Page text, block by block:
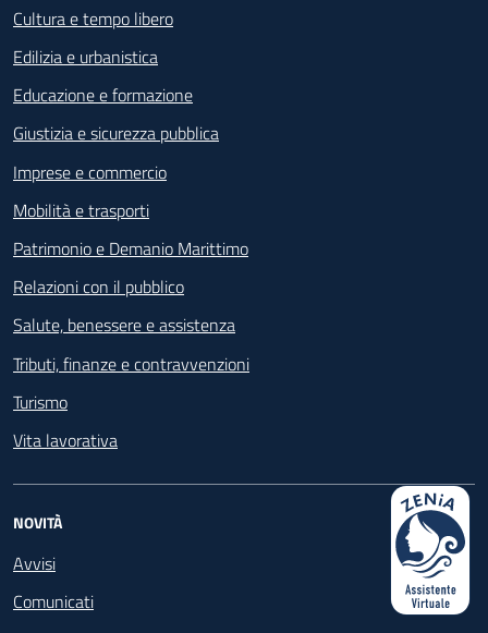
Cultura e tempo libero
Edilizia e urbanistica
Educazione e formazione
Giustizia e sicurezza pubblica
Imprese e commercio
Mobilità e trasporti
Patrimonio e Demanio Marittimo
Relazioni con il pubblico
Salute, benessere e assistenza
Tributi, finanze e contravvenzioni
Turismo
Vita lavorativa
NOVITÀ
Avvisi
Comunicati